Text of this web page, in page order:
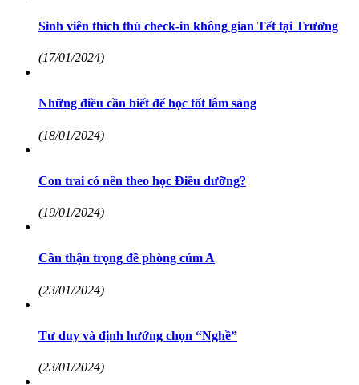
Sinh viên thích thú check-in không gian Tết tại Trường
(17/01/2024)
Những điều cần biết để học tốt lâm sàng
(18/01/2024)
Con trai có nên theo học Điều dưỡng?
(19/01/2024)
Cần thận trọng đề phòng cúm A
(23/01/2024)
Tư duy và định hướng chọn “Nghề”
(23/01/2024)